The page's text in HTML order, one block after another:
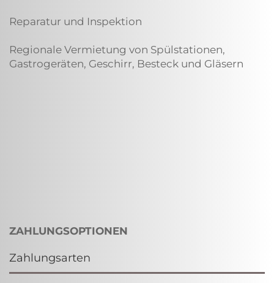
Reparatur und Inspektion
Regionale Vermietung von Spülstationen,
Gastrogeräten, Geschirr, Besteck und Gläsern
ZAHLUNGSOPTIONEN
Zahlungsarten